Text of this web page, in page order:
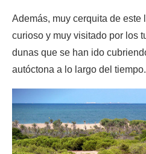
Además, muy cerquita de este
curioso y muy visitado por los
dunas que se han ido
autóctona a lo largo del tiempo.